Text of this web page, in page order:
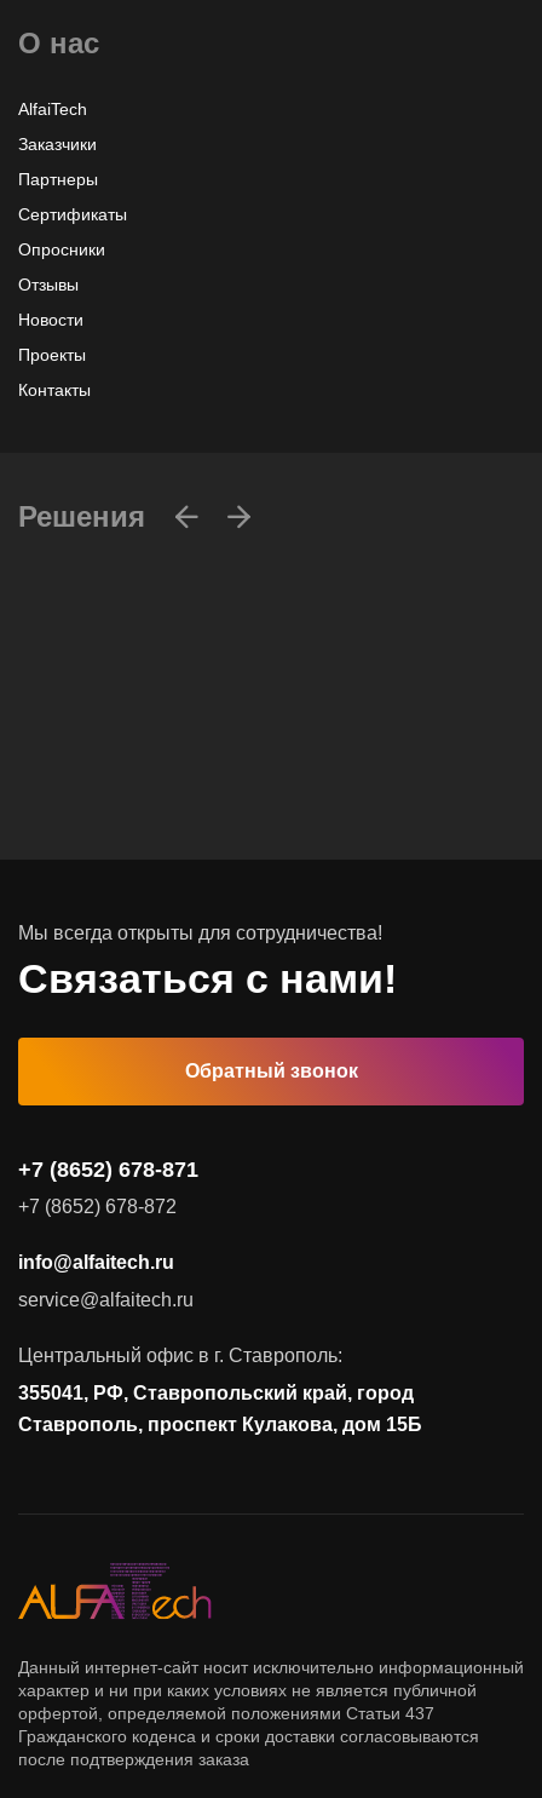
О нас
AlfaiTech
Заказчики
Партнеры
Сертификаты
Опросники
Отзывы
Новости
Проекты
Контакты
Решения
Автоматизированные рабочие места
Видеоконференцсвязь
Поставка продуктов для резервного копирования данных
Соответствие требованиям и стандартам
Антивирусная защита
Управление доступом
Сетевая безопасность
Мы всегда открыты для сотрудничества!
Связаться с нами!
Обратный звонок
+7 (8652) 678-871
+7 (8652) 678-872
info@alfaitech.ru
service@alfaitech.ru
Центральный офис в г. Ставрополь:
355041, РФ, Ставропольский край, город
Ставрополь, проспект Кулакова, дом 15Б
Данный интернет-сайт носит исключительно информационный
характер и ни при каких условиях не является публичной
орфертой, определяемой положениями Статьи 437
Гражданского коденса и сроки доставки согласовываются
после подтверждения заказа